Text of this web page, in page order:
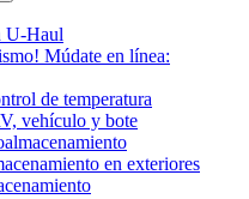
U-Haul
Múdate en línea:
de temperatura
vehículo y bote
en exteriores